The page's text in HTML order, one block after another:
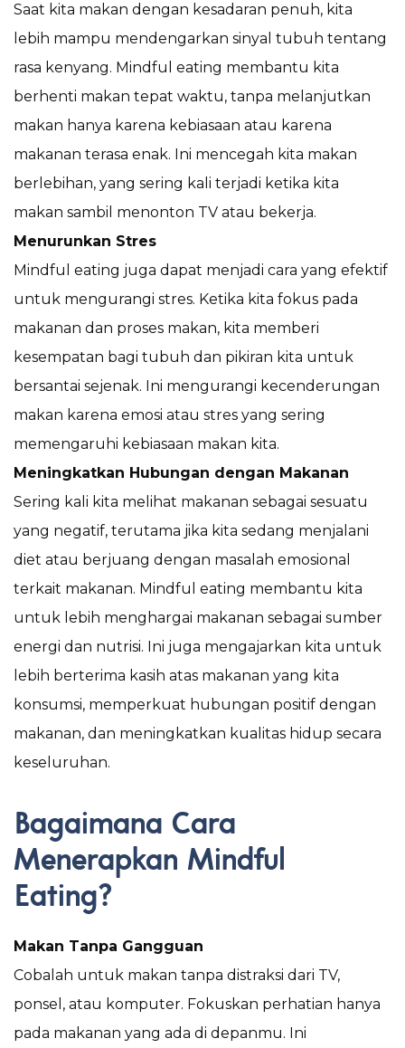
Saat kita makan dengan kesadaran penuh, kita
lebih mampu mendengarkan sinyal tubuh tentang
rasa kenyang. Mindful eating membantu kita
berhenti makan tepat waktu, tanpa melanjutkan
makan hanya karena kebiasaan atau karena
makanan terasa enak. Ini mencegah kita makan
berlebihan, yang sering kali terjadi ketika kita
makan sambil menonton TV atau bekerja.
Menurunkan Stres
Mindful eating juga dapat menjadi cara yang efektif
untuk mengurangi stres. Ketika kita fokus pada
makanan dan proses makan, kita memberi
kesempatan bagi tubuh dan pikiran kita untuk
bersantai sejenak. Ini mengurangi kecenderungan
makan karena emosi atau stres yang sering
memengaruhi kebiasaan makan kita.
Meningkatkan Hubungan dengan Makanan
Sering kali kita melihat makanan sebagai sesuatu
yang negatif, terutama jika kita sedang menjalani
diet atau berjuang dengan masalah emosional
terkait makanan. Mindful eating membantu kita
untuk lebih menghargai makanan sebagai sumber
energi dan nutrisi. Ini juga mengajarkan kita untuk
lebih berterima kasih atas makanan yang kita
konsumsi, memperkuat hubungan positif dengan
makanan, dan meningkatkan kualitas hidup secara
keseluruhan.
Bagaimana Cara
Menerapkan Mindful
Eating?
Makan Tanpa Gangguan
Cobalah untuk makan tanpa distraksi dari TV,
ponsel, atau komputer. Fokuskan perhatian hanya
pada makanan yang ada di depanmu. Ini